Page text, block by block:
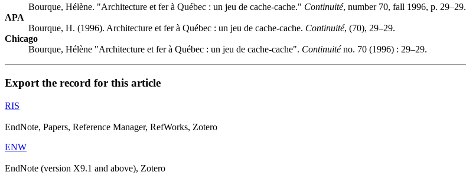
Bourque, Hélène. "Architecture et fer à Québec : un jeu de cache-cache." Continuité, number 70, fall 1996, p. 29–29.
APA
Bourque, H. (1996). Architecture et fer à Québec : un jeu de cache-cache. Continuité, (70), 29–29.
Chicago
Bourque, Hélène "Architecture et fer à Québec : un jeu de cache-cache". Continuiténo. 70 (1996) : 29–29.
Export the record for this article
RIS
EndNote, Papers, Reference Manager, RefWorks, Zotero
ENW
EndNote (version X9.1 and above), Zotero